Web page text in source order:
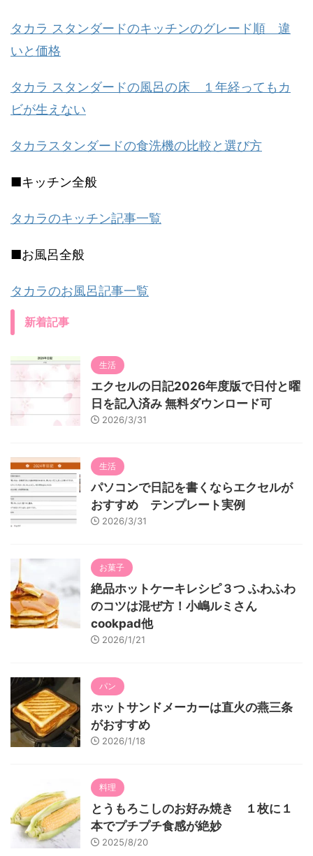
タカラ スタンダードのキッチンのグレード順 違
いと価格
タカラ スタンダードの風呂の床 １年経ってもカ
ビが生えない
タカラスタンダードの食洗機の比較と選び方
■キッチン全般
タカラのキッチン記事一覧
■お風呂全般
タカラのお風呂記事一覧
新着記事
生活
エクセルの日記2026年度版で日付と曜
日を記入済み 無料ダウンロード可
2026/3/31
生活
パソコンで日記を書くならエクセルが
おすすめ テンプレート実例
2026/3/31
お菓子
絶品ホットケーキレシピ３つ ふわふわ
のコツは混ぜ方！小嶋ルミさん
cookpad他
2026/1/21
パン
ホットサンドメーカーは直火の燕三条
がおすすめ
2026/1/18
料理
とうもろこしのお好み焼き １枚に１
本でプチプチ食感が絶妙
2025/8/20